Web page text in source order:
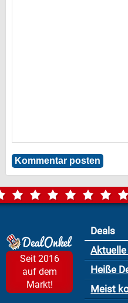
Seit 2016
auf dem
Markt!
Deals
Aktuelle
Heiße
Meist